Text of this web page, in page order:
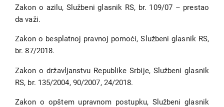
Zakon o azilu, Službeni glasnik RS, br. 109/07 – prestao
da važi.
Zakon o besplatnoj pravnoj pomoći, Službeni glasnik RS,
br. 87/2018.
Zakon o državljanstvu Republike Srbije, Službeni glasnik
RS, br. 135/2004, 90/2007, 24/2018.
Zakon o opštem upravnom postupku, Službeni glasnik